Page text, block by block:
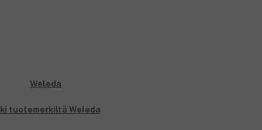
tuotemerkiltä Weleda